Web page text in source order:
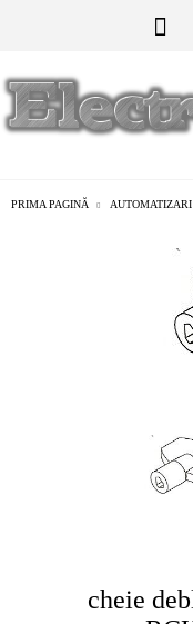
PRIMA PAGINĂ AUTOMATIZARI
cheie